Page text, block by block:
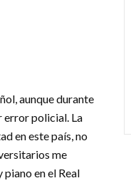
aunque durante
error policial. La
en este país, no
me
en el Real